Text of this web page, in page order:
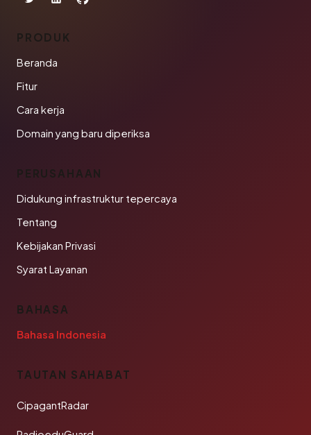
PRODUK
Beranda
Fitur
Cara kerja
Domain yang baru diperiksa
PERUSAHAAN
Didukung infrastruktur tepercaya
Tentang
Kebijakan Privasi
Syarat Layanan
BAHASA
Bahasa Indonesia
TAUTAN SAHABAT
CipagantRadar